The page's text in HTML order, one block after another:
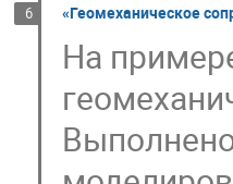
6 «Геомеханическое
На